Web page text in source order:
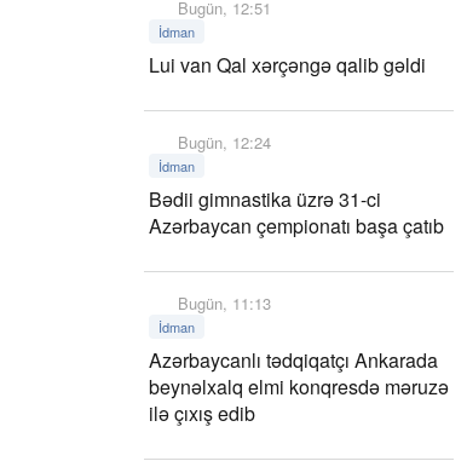
Bugün, 12:51
İdman
Lui van Qal xərçəngə qalib gəldi
Bugün, 12:24
İdman
Bədii gimnastika üzrə 31-ci
Azərbaycan çempionatı başa çatıb
Bugün, 11:13
İdman
Azərbaycanlı tədqiqatçı Ankarada
beynəlxalq elmi konqresdə məruzə
ilə çıxış edib